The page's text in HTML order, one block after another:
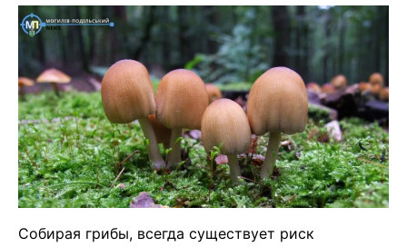
Собирая грибы, всегда существует риск